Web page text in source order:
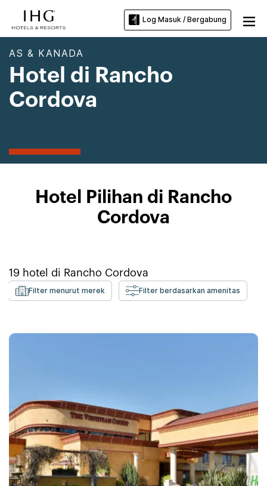
Log Masuk / Bergabung
AS & KANADA
Hotel di Rancho
Cordova
Hotel Pilihan di Rancho
Cordova
19 hotel di Rancho Cordova
Filter menurut merek Filter berdasarkan amenitas